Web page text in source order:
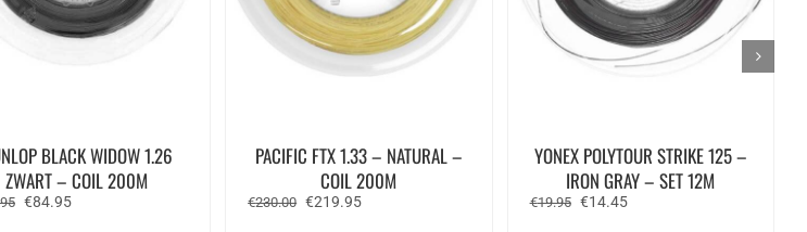
BLACK WIDOW 1.26
ZWART – COIL 200M
Oorspronkelijke
€84.95Huidige
PACIFIC FTX 1.33 – NATURAL –
COIL 200M
€230.00 Oorspronkelijke
€219.95Huidige
YONEX POLYTOUR STRIKE 125 –
IRON GRAY – SET 12M
€19.95 Oorspronkelijke
€14.45Huidige